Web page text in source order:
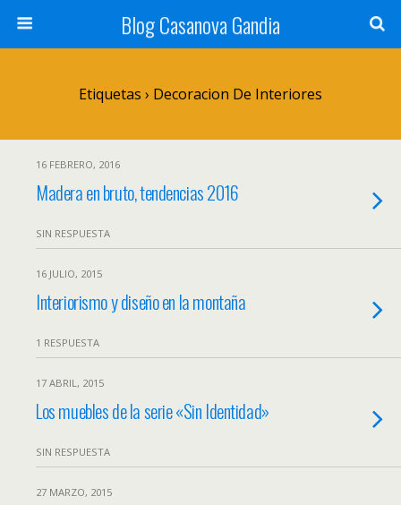
Blog Casanova Gandia
Etiquetas › Decoracion De Interiores
16 FEBRERO, 2016
Madera en bruto, tendencias 2016
SIN RESPUESTA
16 JULIO, 2015
Interiorismo y diseño en la montaña
1 RESPUESTA
17 ABRIL, 2015
Los muebles de la serie «Sin Identidad»
SIN RESPUESTA
27 MARZO, 2015